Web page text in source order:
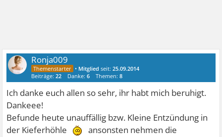
Ronja009
• Mitglied seit:25.09.2014
Beiträge:22 Danke:6 Themen:8
Ich danke euch allen so sehr, ihr habt mich beruhigt.
Dankeee!
Befunde heute unauffällig bzw. Kleine Entzündung in
der Kieferhöhle
ansonsten nehmen die